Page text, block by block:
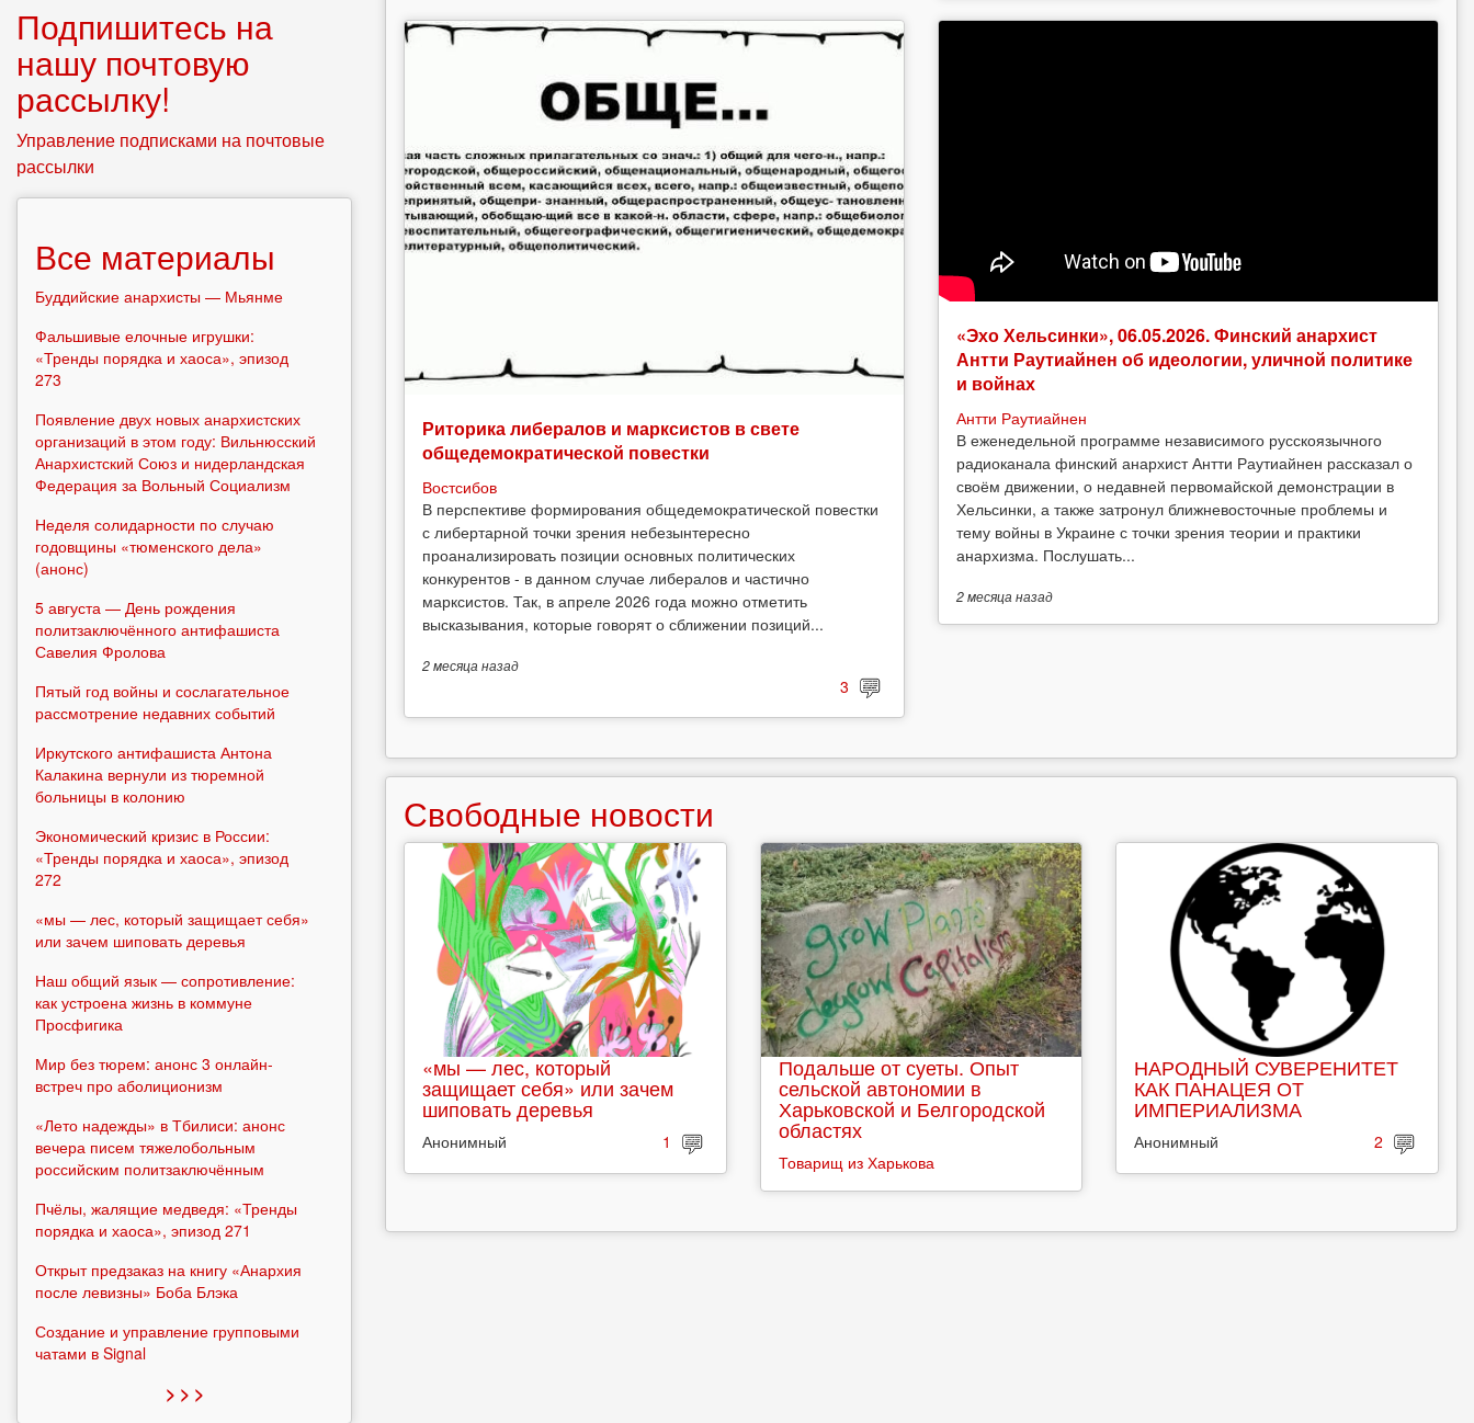
Риторика либералов и марксистов в свете
общедемократической повестки
Востсибов
В перспективе формирования общедемократической повестки
с либертарной точки зрения небезынтересно
проанализировать позиции основных политических
конкурентов - в данном случае либералов и частично
марксистов. Так, в апреле 2026 года можно отметить
высказывания, которые говорят о сближении позиций...
2 месяца назад
3
«Эхо Хельсинки», 06.05.2026. Финский анархист
Антти Раутиайнен об идеологии, уличной политике
и войнах
Антти Раутиайнен
В еженедельной программе независимого русскоязычного
радиоканала финский анархист Антти Раутиайнен рассказал о
своём движении, о недавней первомайской демонстрации в
Хельсинки, а также затронул ближневосточные проблемы и
тему войны в Украине с точки зрения теории и практики
анархизма. Послушать...
2 месяца назад
Свободные новости
«мы — лес, который
защищает себя» или зачем
шиповать деревья
Анонимный 1
Подальше от суеты. Опыт
сельской автономии в
Харьковской и Белгородской
областях
Товарищ из Харькова
НАРОДНЫЙ СУВЕРЕНИТЕТ
КАК ПАНАЦЕЯ ОТ
ИМПЕРИАЛИЗМА
Анонимный 2
Подпишитесь на
нашу почтовую
рассылку!
Управление подписками на почтовые
рассылки
Все материалы
Буддийские анархисты — Мьянме
Фальшивые елочные игрушки:
«Тренды порядка и хаоса», эпизод
273
Появление двух новых анархистских
организаций в этом году: Вильнюсский
Анархистский Союз и нидерландская
Федерация за Вольный Социализм
Неделя солидарности по случаю
годовщины «тюменского дела»
(анонс)
5 августа — День рождения
политзаключённого антифашиста
Савелия Фролова
Пятый год войны и сослагательное
рассмотрение недавних событий
Иркутского антифашиста Антона
Калакина вернули из тюремной
больницы в колонию
Экономический кризис в России:
«Тренды порядка и хаоса», эпизод
272
«мы — лес, который защищает себя»
или зачем шиповать деревья
Наш общий язык — сопротивление:
как устроена жизнь в коммуне
Просфигика
Мир без тюрем: анонс 3 онлайн-
встреч про аболиционизм
«Лето надежды» в Тбилиси: анонс
вечера писем тяжелобольным
российским политзаключённым
Пчёлы, жалящие медведя: «Тренды
порядка и хаоса», эпизод 271
Открыт предзаказ на книгу «Анархия
после левизны» Боба Блэка
Создание и управление групповыми
чатами в Signal
> > >